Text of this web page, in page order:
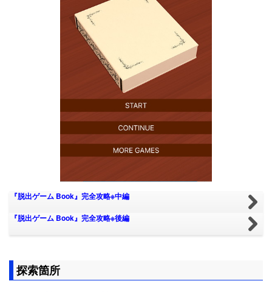
『脱出ゲーム Book』完全攻略※中編
『脱出ゲーム Book』完全攻略※後編
探索箇所